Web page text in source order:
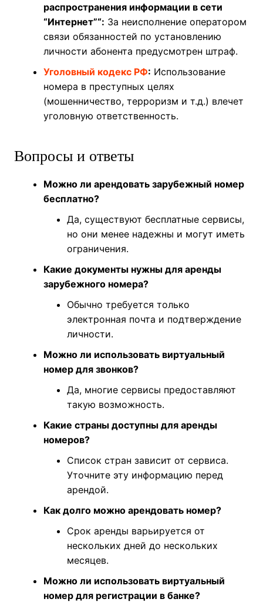
распространения информации в сети
“Интернет”“: За неисполнение оператором
связи обязанностей по установлению
личности абонента предусмотрен штраф.
Уголовный кодекс РФ: Использование
номера в преступных целях
(мошенничество, терроризм и т.д.) влечет
уголовную ответственность.
Вопросы и ответы
Можно ли арендовать зарубежный номер
бесплатно?
Да, существуют бесплатные сервисы,
но они менее надежны и могут иметь
ограничения.
Какие документы нужны для аренды
зарубежного номера?
Обычно требуется только
электронная почта и подтверждение
личности.
Можно ли использовать виртуальный
номер для звонков?
Да, многие сервисы предоставляют
такую возможность.
Какие страны доступны для аренды
номеров?
Список стран зависит от сервиса.
Уточните эту информацию перед
арендой.
Как долго можно арендовать номер?
Срок аренды варьируется от
нескольких дней до нескольких
месяцев.
Можно ли использовать виртуальный
номер для регистрации в банке?